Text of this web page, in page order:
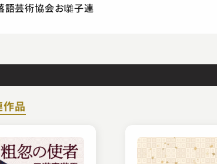
語芸術協会お囃子連
品